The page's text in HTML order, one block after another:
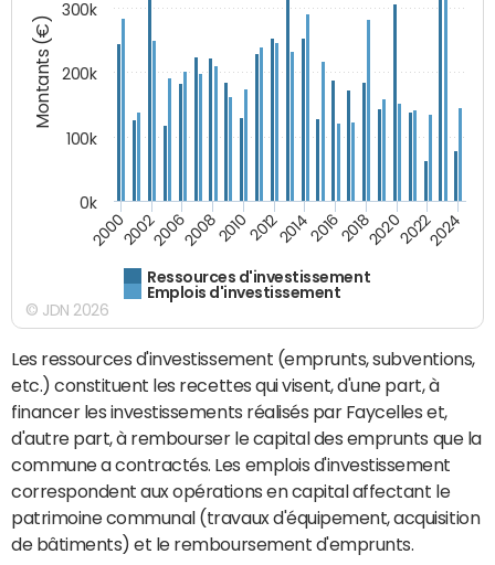
Montants (€)
Ressources d'investissement
Emplois d'investissement
200020022006200820102012201420162018202020222024
0k
100k
200k
300k
© JDN 2026
Les ressources d'investissement (emprunts, subventions,
etc.) constituent les recettes qui visent, d'une part, à
financer les investissements réalisés par Faycelles et,
d'autre part, à rembourser le capital des emprunts que la
commune a contractés. Les emplois d'investissement
correspondent aux opérations en capital affectant le
patrimoine communal (travaux d'équipement, acquisition
de bâtiments) et le remboursement d'emprunts.